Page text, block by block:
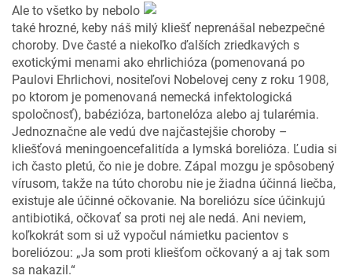
Ale to všetko by nebolo
také hrozné, keby náš milý kliešť neprenášal nebezpečné
choroby. Dve časté a niekoľko ďalších zriedkavých s
exotickými menami ako ehrlichióza (pomenovaná po
Paulovi Ehrlichovi, nositeľovi Nobelovej ceny z roku 1908,
po ktorom je pomenovaná nemecká infektologická
spoločnosť), babézióza, bartonelóza alebo aj tularémia.
Jednoznačne ale vedú dve najčastejšie choroby –
kliešťová meningoencefalitída a lymská borelióza. Ľudia si
ich často pletú, čo nie je dobre. Zápal mozgu je spôsobený
vírusom, takže na túto chorobu nie je žiadna účinná liečba,
existuje ale účinné očkovanie. Na boreliózu síce účinkujú
antibiotiká, očkovať sa proti nej ale nedá. Ani neviem,
koľkokrát som si už vypočul námietku pacientov s
boreliózou: „Ja som proti kliešťom očkovaný a aj tak som
sa nakazil.“